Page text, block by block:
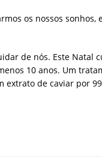
os nossos sonhos,
de nós. Este Natal
10 anos. Um
extrato de caviar por